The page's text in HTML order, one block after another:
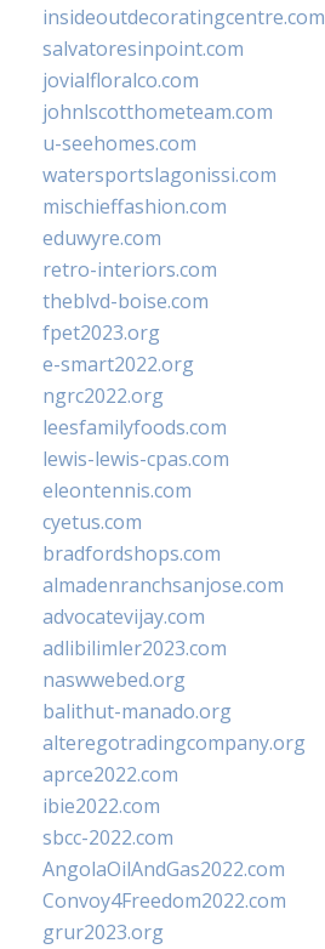
insideoutdecoratingcentre.com
salvatoresinpoint.com
jovialfloralco.com
johnlscotthometeam.com
u-seehomes.com
watersportslagonissi.com
mischieffashion.com
eduwyre.com
retro-interiors.com
theblvd-boise.com
fpet2023.org
e-smart2022.org
ngrc2022.org
leesfamilyfoods.com
lewis-lewis-cpas.com
eleontennis.com
cyetus.com
bradfordshops.com
almadenranchsanjose.com
advocatevijay.com
adlibilimler2023.com
naswwebed.org
balithut-manado.org
alteregotradingcompany.org
aprce2022.com
ibie2022.com
sbcc-2022.com
AngolaOilAndGas2022.com
Convoy4Freedom2022.com
grur2023.org